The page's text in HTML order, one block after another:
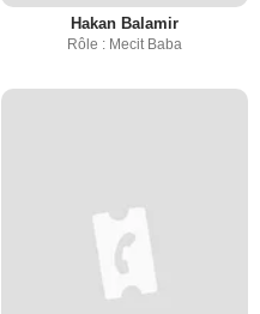
Hakan Balamir
Rôle : Mecit Baba